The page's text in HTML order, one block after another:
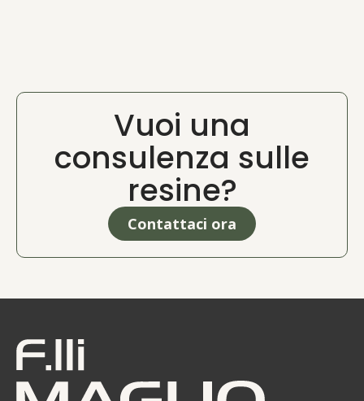
Vuoi una
consulenza sulle
resine?
Contattaci ora